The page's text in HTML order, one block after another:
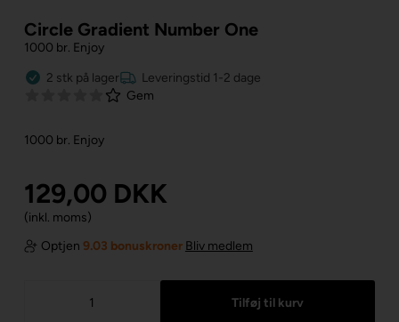
Circle Gradient Number One
1000 br. Enjoy
2 stk på lager
Leveringstid 1-2 dage
Gem
1000 br. Enjoy
129,00 DKK
(inkl. moms)
Optjen 9.03 bonuskroner Bliv medlem